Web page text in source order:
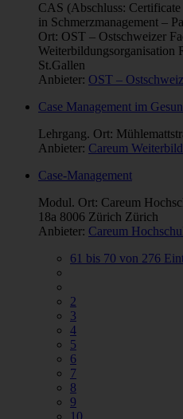
CAS (Abschluss:
in Schmerzmanagement –
Ort: OST – Ostschweizer
Weiterbildungsorganisation
St.Gallen
Anbieter: OST –
Case Management im
Lehrgang. Ort:
Anbieter: Careum
Case-Management
Modul. Ort: Careum
18a 8006 Zürich Zürich
Anbieter: Careum
61 bis 70 von 276
2
3
4
5
6
7
8
9